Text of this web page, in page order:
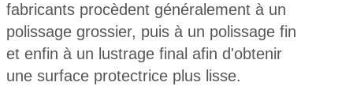
fabricants procèdent généralement à un
polissage grossier, puis à un polissage fin
et enfin à un lustrage final afin d'obtenir
une surface protectrice plus lisse.